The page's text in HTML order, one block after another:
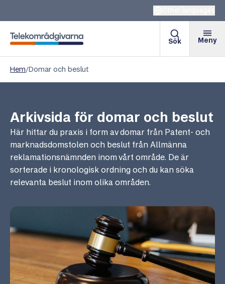
Telekområdgivarna
Sök Meny
Hem/Domar och beslut
Arkivsida för domar och beslut
Här hittar du praxis i form av domar från Patent- och
marknadsdomstolen och beslut från Allmänna
reklamationsnämnden inom vårt område. De är
sorterade i kronologisk ordning och du kan söka
relevanta beslut inom olika områden.